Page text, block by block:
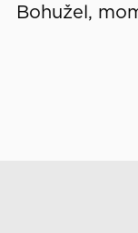
Bohužel,